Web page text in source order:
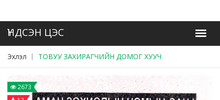
Эхлэл ТОВУУ ЗАХИРАГЧИЙН ДОМОГ ХУУЧ
2673